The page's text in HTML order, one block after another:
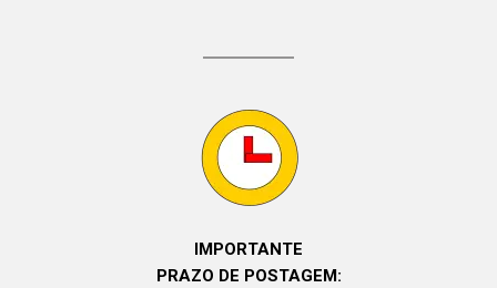
IMPORTANTE
PRAZO DE POSTAGEM: